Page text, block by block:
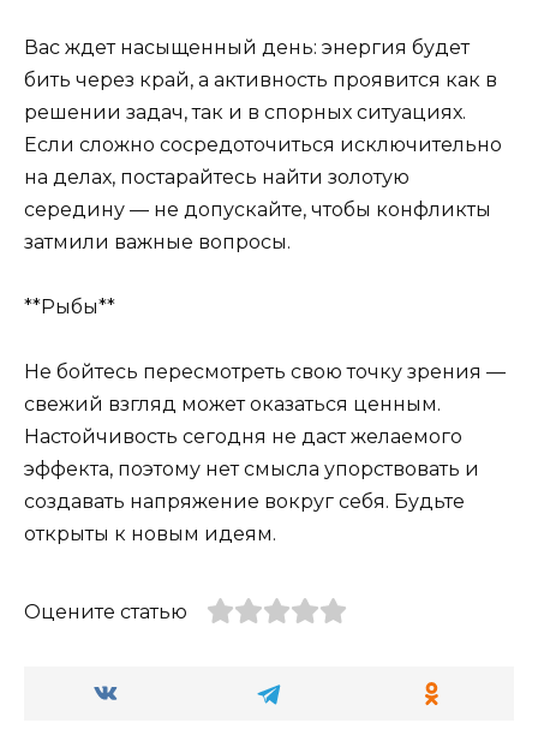
Вас ждет насыщенный день: энергия будет
бить через край, а активность проявится как в
решении задач, так и в спорных ситуациях.
Если сложно сосредоточиться исключительно
на делах, постарайтесь найти золотую
середину — не допускайте, чтобы конфликты
затмили важные вопросы.
**Рыбы**
Не бойтесь пересмотреть свою точку зрения —
свежий взгляд может оказаться ценным.
Настойчивость сегодня не даст желаемого
эффекта, поэтому нет смысла упорствовать и
создавать напряжение вокруг себя. Будьте
открыты к новым идеям.
Оцените статью